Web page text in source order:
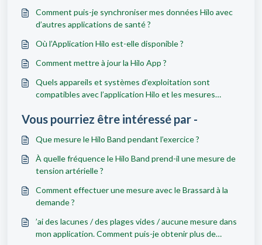
Comment puis-je synchroniser mes données Hilo avec
d’autres applications de santé ?
Où l’Application Hilo est-elle disponible ?
Comment mettre à jour la Hilo App ?
Quels appareils et systèmes d’exploitation sont
compatibles avec l’application Hilo et les mesures
Vous pourriez être intéressé par -
Que mesure le Hilo Band pendant l’exercice ?
À quelle fréquence le Hilo Band prend-il une mesure de
tension artérielle ?
Comment effectuer une mesure avec le Brassard à la
demande ?
’ai des lacunes / des plages vides / aucune mesure dans
mon application. Comment puis-je obtenir plus de